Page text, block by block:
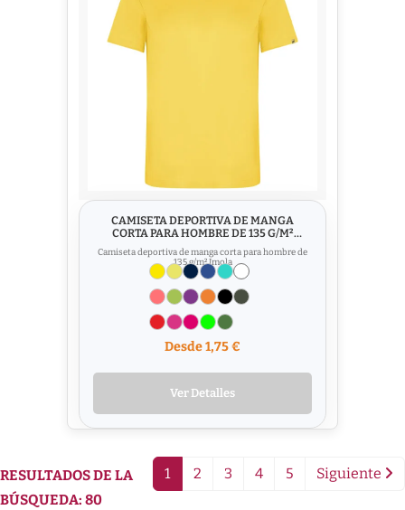
CAMISETA DEPORTIVA DE MANGA
CORTA PARA HOMBRE DE 135 G/M²
Camiseta deportiva de manga corta para hombre de
135 g/m² Imola
Desde 1,75 €
Ver Detalles
1 2 3 4 5 Siguiente
RESULTADOS DE LA
BÚSQUEDA: 80